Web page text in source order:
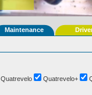
Maintenance
Quatrevelo Quatrevelo+